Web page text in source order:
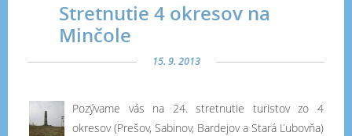
Stretnutie 4 okresov na
Minčole
15. 9. 2013
Pozývame vás na 24. stretnutie turistov zo 4
okresov (Prešov, Sabinov, Bardejov a Stará Ľubovňa)